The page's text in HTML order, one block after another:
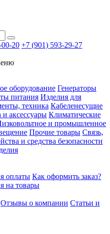
20 +7 (901) 593-29-27
оборудование Генераторы
питания Изделия для
техника Кабеленесущие
аксессуары Климатические
и промышленное
Прочие товары Связь,
и средства безопасности
оплаты Как оформить заказ?
на товары
Отзывы о компании Статьи и